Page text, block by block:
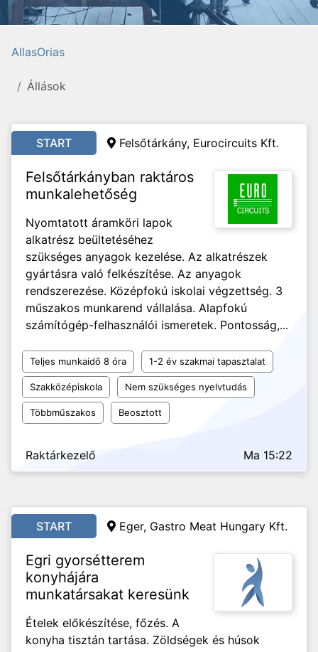
AllasOrias
Állások
START Felsőtárkány, Eurocircuits Kft.
Felsőtárkányban raktáros
munkalehetőség
Nyomtatott áramköri lapok
alkatrész beültetéséhez
szükséges anyagok kezelése. Az alkatrészek
gyártásra való felkészítése. Az anyagok
rendszerezése. Középfokú iskolai végzettség. 3
műszakos munkarend vállalása. Alapfokú
számítógép-felhasználói ismeretek. Pontosság,...
Teljes munkaidő 8 óra 1-2 év szakmai tapasztalat
Szakközépiskola Nem szükséges nyelvtudás
Többműszakos Beosztott
Raktárkezelő Ma 15:22
START Eger, Gastro Meat Hungary Kft.
Egri gyorsétterem
konyhájára
munkatársakat keresünk
Ételek előkészítése, főzés. A
konyha tisztán tartása. Zöldségek és húsok